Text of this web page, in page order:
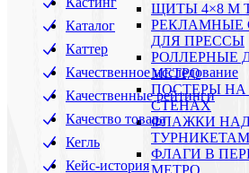
ЩИТЫ 4×8 М
РЕКЛАМНЫЕ
ДЛЯ ПРЕССЫ
РОЛЛЕРНЫЕ
МЕТРО
ПОСТЕРЫ
СТЕНАХ
ФЛАЖКИ
ФЛАГИ В
МЕТРО
Каталог
Каттер
Качественное исследование
Качественные рейтинги
Качество товара
Кегль
Кейс-история